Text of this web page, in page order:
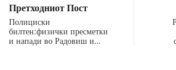
Претходниот Пост
Полициски
билтен:физички пресметки
и напади во Радовиш и…